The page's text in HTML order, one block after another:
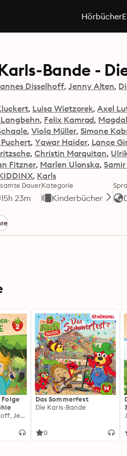
Hörbücher
Bande -
Disselhoff Jenny Alten
Luisa Wietzorek Axel
Felix Kamrad
Viola Müller Simone
Yawar Haider Lance
Christin Marquitan
Fitzner Marlen Ulonska
Karls
Dauer
15h 23m
Kategorie
Kinderbücher
Folge
Johannes Disselhoff, Jenny Alten
Das Sommerfest
Die Karls-Bande
0